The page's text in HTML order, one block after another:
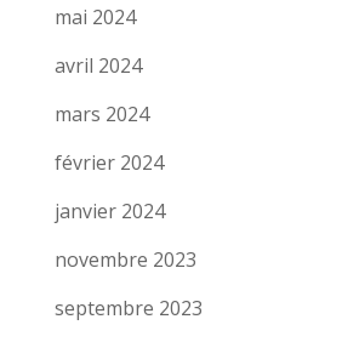
mai 2024
avril 2024
mars 2024
février 2024
janvier 2024
novembre 2023
septembre 2023